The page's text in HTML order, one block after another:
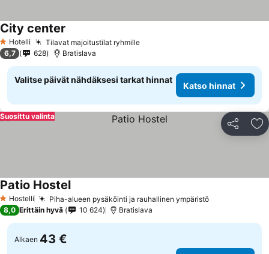
1 Tähtiluokitus
Hotelli Tilavat majoitustilat ryhmille
City center
6,7 628 Bratislava
Valitse päivät nähdäksesi tarkat hinnat
Katso hinnat
Jaa
Suosittu valinta
1 Tähtiluokitus
Hostelli Piha-alueen pysäköinti ja rauhallinen ympäristö
Patio Hostel
8,0 Erittäin hyvä 10 624 Bratislava
Alkaen 43 €